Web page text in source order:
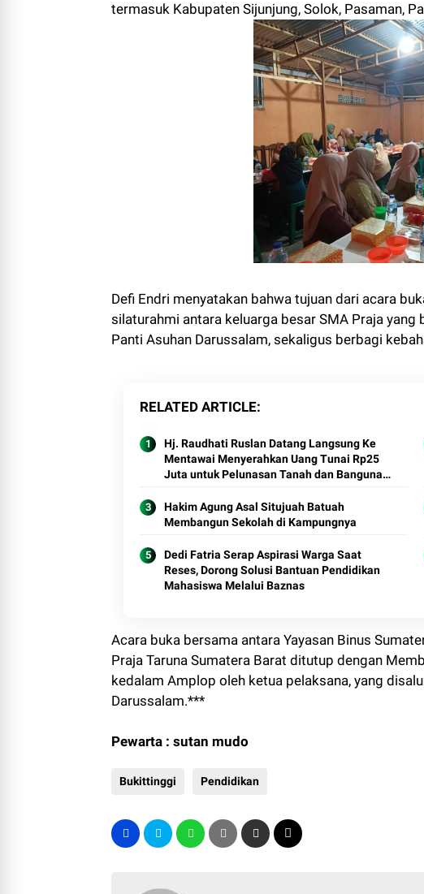
termasuk Kabupaten Sijunjung, Solok, Pasaman,
Defi Endri menyatakan bahwa tujuan dari acara
silaturahmi antara keluarga besar SMA Praja yang
Panti Asuhan Darussalam, sekaligus berbagi
RELATED ARTICLE
Hj. Raudhati Ruslan Datang Langsung Ke
Mentawai Menyerahkan Uang Tunai Rp25
Juta untuk Pelunasan Tanah dan Bangunan
Hakim Agung Asal Situjuah Batuah
Membangun Sekolah di Kampungnya
Dedi Fatria Serap Aspirasi Warga Saat
Reses, Dorong Solusi Bantuan Pendidikan
Mahasiswa Melalui Baznas
Acara buka bersama antara Yayasan Binus
Praja Taruna Sumatera Barat ditutup dengan
kedalam Amplop oleh ketua pelaksana, yang
Darussalam.***
Pewarta : sutan mudo
Bukittinggi Pendidikan